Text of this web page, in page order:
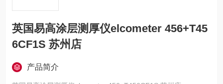
英国易高涂层测厚仪elcometer 456+T45
6CF1S 苏州店
产品简介